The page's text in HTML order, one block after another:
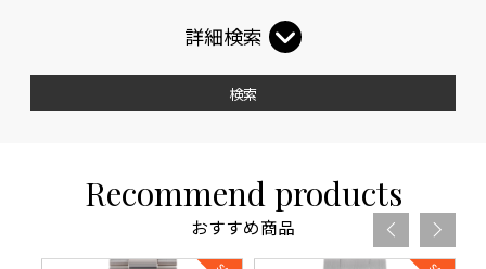
詳細検索
検索
Recommend products
おすすめ商品